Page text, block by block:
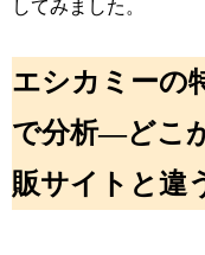
してみました。
エシカミーの
で分析―どこ
販サイトと違